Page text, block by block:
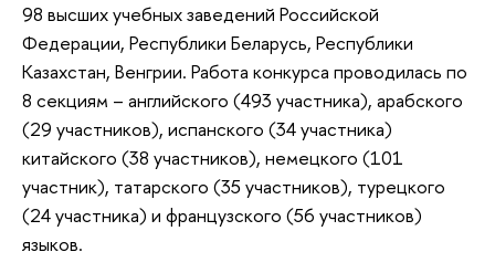
98 высших учебных заведений Российской
Федерации, Республики Беларусь, Республики
Казахстан, Венгрии. Работа конкурса проводилась по
8 секциям – английского (493 участника), арабского
(29 участников), испанского (34 участника)
китайского (38 участников), немецкого (101
участник), татарского (35 участников), турецкого
(24 участника) и французского (56 участников)
языков.